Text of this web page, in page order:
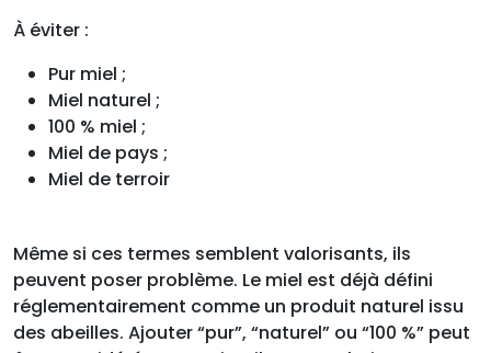
À éviter :
Pur miel ;
Miel naturel ;
100 % miel ;
Miel de pays ;
Miel de terroir
Même si ces termes semblent valorisants, ils
peuvent poser problème. Le miel est déjà défini
réglementairement comme un produit naturel issu
des abeilles. Ajouter “pur”, “naturel” ou “100 %” peut